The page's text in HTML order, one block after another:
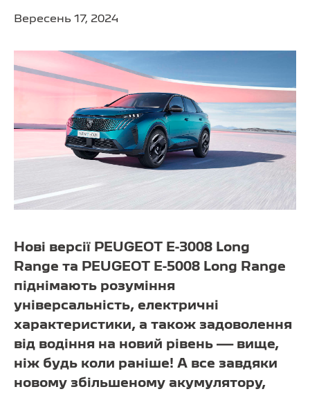
Вересень 17, 2024
Нові версії PEUGEOT E-3008 Long
Range та PEUGEOT E-5008 Long Range
піднімають розуміння
універсальність, електричні
характеристики, а також задоволення
від водіння на новий рівень — вище,
ніж будь коли раніше! А все завдяки
новому збільшеному акумулятору,